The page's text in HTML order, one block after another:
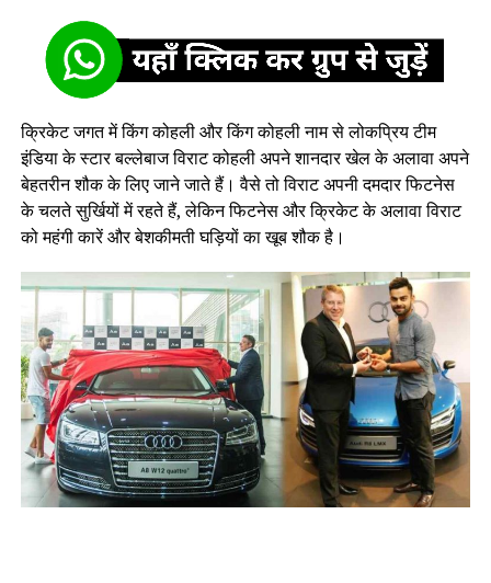
क्रिकेट जगत में किंग कोहली और किंग कोहली नाम से लोकप्रिय टीम
इंडिया के स्टार बल्लेबाज विराट कोहली अपने शानदार खेल के अलावा अपने
बेहतरीन शौक के लिए जाने जाते हैं। वैसे तो विराट अपनी दमदार फिटनेस
के चलते सुर्खियों में रहते हैं, लेकिन फिटनेस और क्रिकेट के अलावा विराट
को महंगी कारें और बेशकीमती घड़ियों का खूब शौक है।